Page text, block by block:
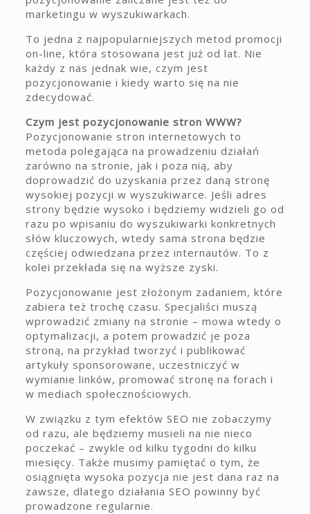
marketingu w wyszukiwarkach.
To jedna z najpopularniejszych metod promocji
on-line, która stosowana jest już od lat. Nie
każdy z nas jednak wie, czym jest
pozycjonowanie i kiedy warto się na nie
zdecydować.
Czym jest pozycjonowanie stron WWW?
Pozycjonowanie stron internetowych to
metoda polegająca na prowadzeniu działań
zarówno na stronie, jak i poza nią, aby
doprowadzić do uzyskania przez daną stronę
wysokiej pozycji w wyszukiwarce. Jeśli adres
strony będzie wysoko i będziemy widzieli go od
razu po wpisaniu do wyszukiwarki konkretnych
słów kluczowych, wtedy sama strona będzie
częściej odwiedzana przez internautów. To z
kolei przekłada się na wyższe zyski.
Pozycjonowanie jest złożonym zadaniem, które
zabiera też trochę czasu. Specjaliści muszą
wprowadzić zmiany na stronie – mowa wtedy o
optymalizacji, a potem prowadzić je poza
stroną, na przykład tworzyć i publikować
artykuły sponsorowane, uczestniczyć w
wymianie linków, promować stronę na forach i
w mediach społecznościowych.
W związku z tym efektów SEO nie zobaczymy
od razu, ale będziemy musieli na nie nieco
poczekać – zwykle od kilku tygodni do kilku
miesięcy. Także musimy pamiętać o tym, że
osiągnięta wysoka pozycja nie jest dana raz na
zawsze, dlatego działania SEO powinny być
prowadzone regularnie.